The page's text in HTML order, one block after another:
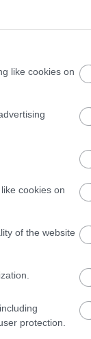
like cookies on
cookies on
of the website
protection.